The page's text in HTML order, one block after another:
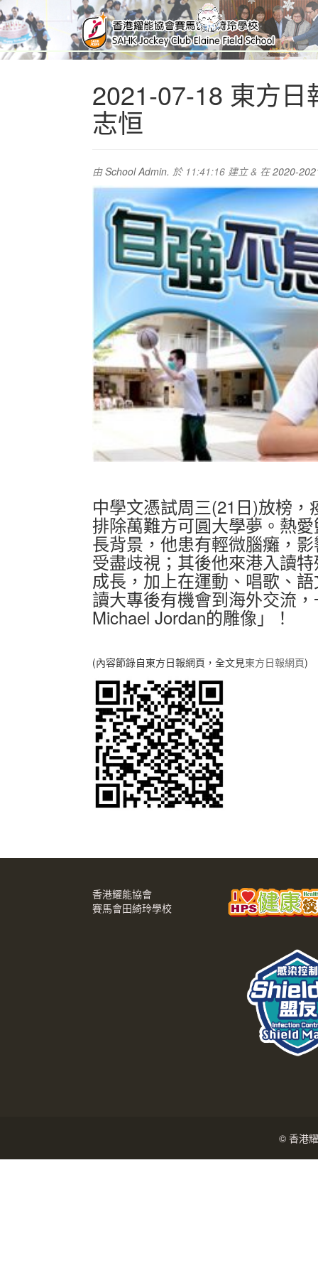
2021-07-18 東方
志恒
由School Admin. 於 11:41:16 建立& 在2020-
中學文憑試周三(21日)放榜
排除萬難方可圓大學夢。熱
長背景，他患有輕微腦癱，
受盡歧視；其後他來港入讀
成長，加上在運動、唱歌、
讀大專後有機會到海外交流
Michael Jordan的雕像」！
(內容節錄自東方日報網頁，全文見東方日報網頁)
香港耀能協會
賽馬會田綺玲學校
© 香港